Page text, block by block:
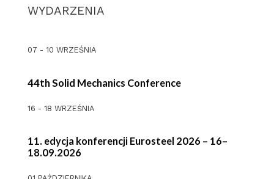
WYDARZENIA
44th Solid Mechanics Conference
11. edycja konferencji Eurosteel 2026 – 16–
18.09.2026